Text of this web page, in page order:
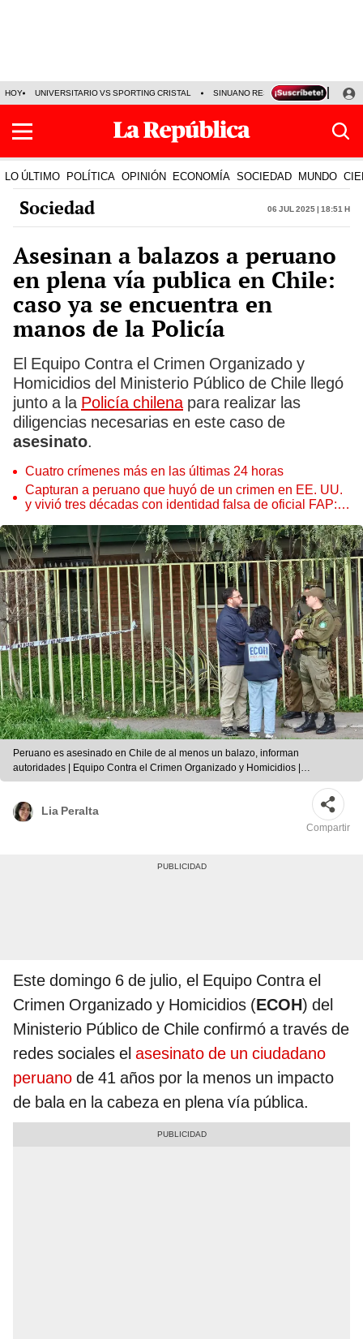
HOY UNIVERSITARIO VS SPORTING CRISTAL SINUANO RESULTADOS HOY
LO ÚLTIMO POLÍTICA OPINIÓN ECONOMÍA SOCIEDAD MUNDO
Sociedad 06 Jul 2025 | 18:51 h
Asesinan a balazos a peruano
en plena vía publica en Chile:
caso ya se encuentra en
manos de la Policía
El Equipo Contra el Crimen Organizado y
Homicidios del Ministerio Público de Chile llegó
junto a la Policía chilenapara realizar las
diligencias necesarias en este caso de
asesinato.
Cuatro crímenes más en las últimas 24 horas
Capturan a peruano que huyó de un crimen en EE. UU.
y vivió tres décadas con identidad falsa de oficial FAP:
Peruano es asesinado en Chile de al menos un balazo, informan
autoridades | Equipo Contra el Crimen Organizado y Homicidios |
@ECOH_FiscaliaRM
Lia Peralta
Compartir
Este domingo 6 de julio, el Equipo Contra el
Crimen Organizado y Homicidios (ECOH) del
Ministerio Público de Chile confirmó a través de
redes sociales el asesinato de un ciudadano
peruano de 41 años por la menos un impacto
de bala en la cabeza en plena vía pública.